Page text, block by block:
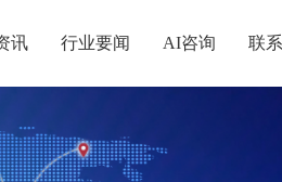
讯 行业要闻 AI咨询 联